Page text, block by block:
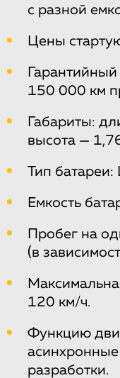
с разной
Цены
Гарантийный
150 000 км
Габариты:
высота —
Тип
Емкость
Пробег на
(в
120 км/ч.
Функцию
разработки.